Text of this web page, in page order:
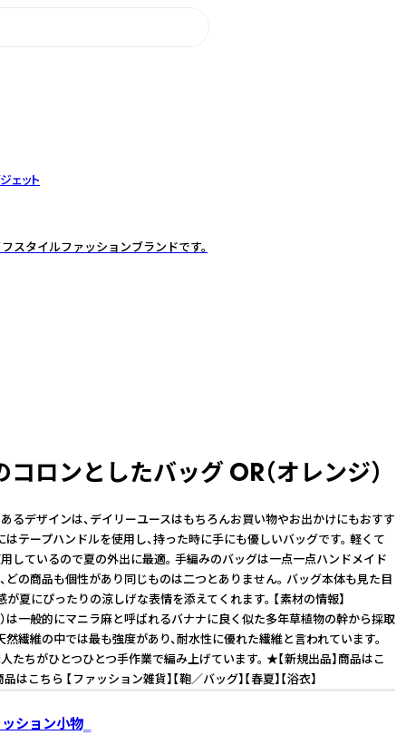
ェット
スタイルファッションブランドです。
ロンとしたバッグ OR（オレンジ）
るデザインは、デイリーユースはもちろんお買い物やお出かけにもおすす
はテープハンドルを使用し、持った時に手にも優しいバッグです。 軽くて
しているので夏の外出に最適。 手編みのバッグは一点一点ハンドメイド
どの商品も個性があり同じものは二つとありません。 バッグ本体も見た目
が夏にぴったりの涼しげな表情を添えてくれます。 【素材の情報】
は一般的にマニラ麻と呼ばれるバナナに良く似た多年草植物の幹から採取
然繊維の中では最も強度があり、耐水性に優れた繊維と言われています。
たちがひとつひとつ手作業で編み上げています。 ★【新規出品】商品はこ
はこちら 【ファッション雑貨】【鞄／バッグ】【春夏】【浴衣】
ション小物‗